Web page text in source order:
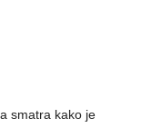
smatra kako je